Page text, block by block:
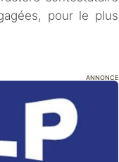
pour le plus
ANNONCE